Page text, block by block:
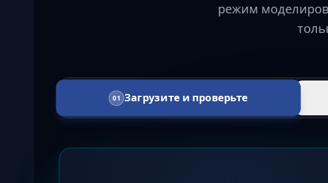
режим
01 Загрузите и проверьте